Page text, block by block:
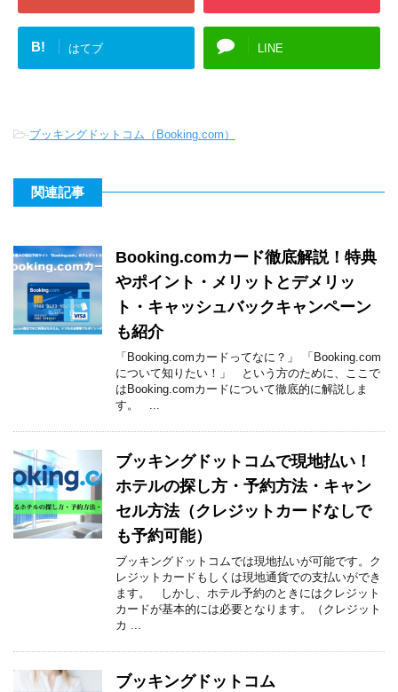
B! はてブ LINE
-ブッキングドットコム（Booking.com）
関連記事
Booking.comカード徹底解説！特典
やポイント・メリットとデメリッ
ト・キャッシュバックキャンペーン
も紹介
「Booking.comカードってなに？」 「Booking.com
について知りたい！」 という方のために、ここで
はBooking.comカードについて徹底的に解説しま
す。 ...
ブッキングドットコムで現地払い！
ホテルの探し方・予約方法・キャン
セル方法（クレジットカードなしで
も予約可能）
ブッキングドットコムでは現地払いが可能です。ク
レジットカードもしくは現地通貨での支払いができ
ます。 しかし、ホテル予約のときにはクレジット
カードが基本的には必要となります。（クレジット
カ ...
ブッキングドットコム